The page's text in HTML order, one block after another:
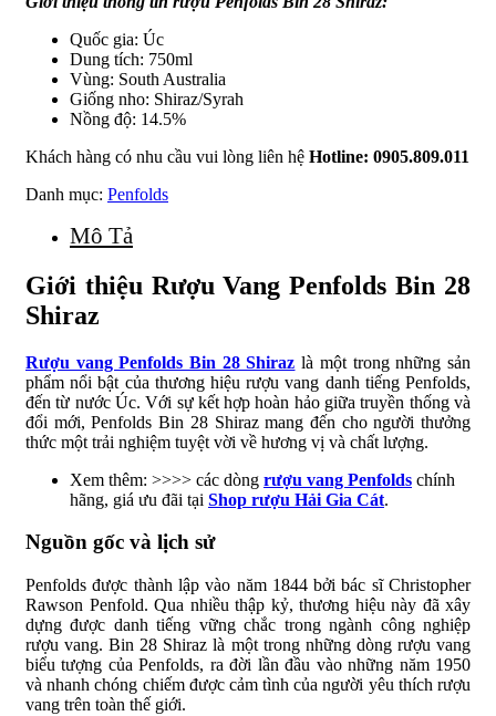
Quốc gia: Úc
Dung tích: 750ml
Vùng: South Australia
Giống nho: Shiraz/Syrah
Nồng độ: 14.5%
Khách hàng có nhu cầu vui lòng liên hệ Hotline: 0905.809.011
Danh mục: Penfolds
Mô Tả
Giới thiệu Rượu Vang Penfolds Bin 28
Shiraz
Rượu vang Penfolds Bin 28 Shiraz là một trong những sản
phẩm nổi bật của thương hiệu rượu vang danh tiếng Penfolds,
đến từ nước Úc. Với sự kết hợp hoàn hảo giữa truyền thống và
đổi mới, Penfolds Bin 28 Shiraz mang đến cho người thưởng
thức một trải nghiệm tuyệt vời về hương vị và chất lượng.
Xem thêm: >>>> các dòng rượu vang Penfolds chính
hãng, giá ưu đãi tại Shop rượu Hải Gia Cát.
Nguồn gốc và lịch sử
Penfolds được thành lập vào năm 1844 bởi bác sĩ Christopher
Rawson Penfold. Qua nhiều thập kỷ, thương hiệu này đã xây
dựng được danh tiếng vững chắc trong ngành công nghiệp
rượu vang. Bin 28 Shiraz là một trong những dòng rượu vang
biểu tượng của Penfolds, ra đời lần đầu vào những năm 1950
và nhanh chóng chiếm được cảm tình của người yêu thích rượu
vang trên toàn thế giới.